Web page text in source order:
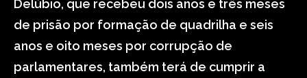
Delúbio, que recebeu dois anos e três meses
de prisão por formação de quadrilha e seis
anos e oito meses por corrupção de
parlamentares, também terá de cumprir a